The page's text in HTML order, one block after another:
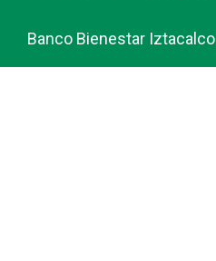
Banco Bienestar Iztacalco